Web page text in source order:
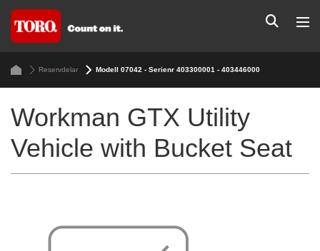
Reservdelar Modell 07042 - Serienr 403300001 - 403446000
Workman GTX Utility
Vehicle with Bucket Seat